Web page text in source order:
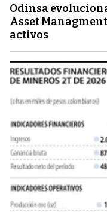
Odinsa
Asset
activos